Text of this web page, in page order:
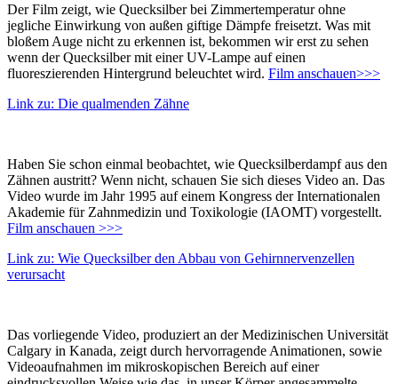
Der Film zeigt, wie Quecksilber bei Zimmertemperatur ohne
jegliche Einwirkung von außen giftige Dämpfe freisetzt. Was mit
bloßem Auge nicht zu erkennen ist, bekommen wir erst zu sehen
wenn der Quecksilber mit einer UV-Lampe auf einen
fluoreszierenden Hintergrund beleuchtet wird. Film anschauen>>>
Link zu: Die qualmenden Zähne
Haben Sie schon einmal beobachtet, wie Quecksilberdampf aus den
Zähnen austritt? Wenn nicht, schauen Sie sich dieses Video an. Das
Video wurde im Jahr 1995 auf einem Kongress der Internationalen
Akademie für Zahnmedizin und Toxikologie (IAOMT) vorgestellt.
Film anschauen >>>
Link zu: Wie Quecksilber den Abbau von Gehirnnervenzellen
verursacht
Das vorliegende Video, produziert an der Medizinischen Universität
Calgary in Kanada, zeigt durch hervorragende Animationen, sowie
Videoaufnahmen im mikroskopischen Bereich auf einer